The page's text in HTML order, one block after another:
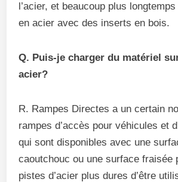
l’acier, et beaucoup plus
en acier avec des inserts en bois.
Q. Puis-je charger du matériel
acier?
R. Rampes Directes a un certain
rampes d’accès pour véhicules et
qui sont disponibles avec une
caoutchouc ou une surface fraisée
pistes d’acier plus dures d’être